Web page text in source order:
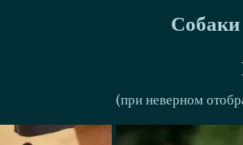
Собаки
(при неверном